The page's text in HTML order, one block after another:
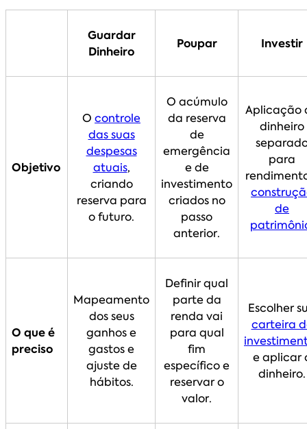
Guardar
Dinheiro
Poupar Investir
Objetivo
O controle
das suas
despesas
atuais,
criando
reserva para
o futuro.
O acúmulo
da reserva
de
emergência
e de
investimento
criados no
passo
anterior.
Aplicação
dinheiro
para
de
O que é
preciso
Mapeamento
dos seus
ganhos e
gastos e
ajuste de
hábitos.
Definir qual
parte da
renda vai
para qual
fim
específico e
reservar o
valor.
Escolher
carteira
e aplicar
dinheiro.